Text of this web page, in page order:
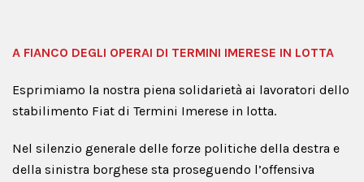
A FIANCO DEGLI OPERAI DI TERMINI IMERESE IN LOTTA
Esprimiamo la nostra piena solidarietà ai lavoratori dello
stabilimento Fiat di Termini Imerese in lotta.
Nel silenzio generale delle forze politiche della destra e
della sinistra borghese sta proseguendo l’offensiva